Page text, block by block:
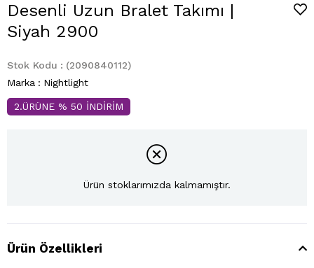
Desenli Uzun Bralet Takımı |
Siyah 2900
Stok Kodu
(2090840112)
Marka : Nightlight
2.ÜRÜNE % 50 İNDİRİM
Ürün stoklarımızda kalmamıştır.
Ürün Özellikleri